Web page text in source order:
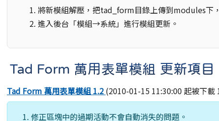
將新模組解壓，把tad_form目錄上傳到modules下
進入後台「模組→系統」進行模組更新。
Tad Form 萬用表單模組 更新項目
Tad Form 萬用表單模組 1.2 (2010-01-15 11:30:00 起被下載
修正區塊中的過期活動不會自動消失的問題。